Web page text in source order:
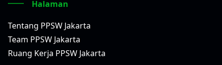
Halaman
Tentang PPSW Jakarta
Team PPSW Jakarta
Ruang Kerja PPSW Jakarta